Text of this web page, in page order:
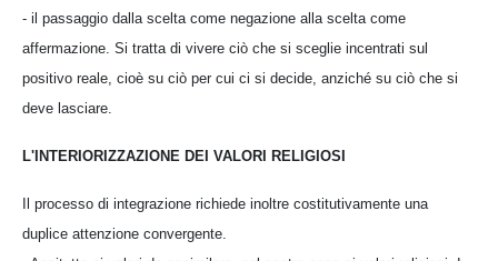
- il passaggio dalla scelta come negazione alla scelta come
affermazione. Si tratta di vivere ciò che si sceglie incentrati sul
positivo reale, cioè su ciò per cui ci si decide, anziché su ciò che si
deve lasciare.
L'INTERIORIZZAZIONE DEI VALORI RELIGIOSI
Il processo di integrazione richiede inoltre costitutivamente una
duplice attenzione convergente.